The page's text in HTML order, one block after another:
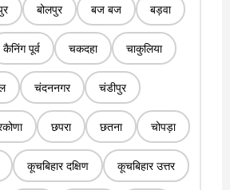
बोलपुर बज बज बड़वा
कैनिंग पूर्व चकदहा चाकुलिया
चंदननगर चंडीपुर
छपरा छतना चोपड़ा
कूचबिहार दक्षिण कूचबिहार उत्तर